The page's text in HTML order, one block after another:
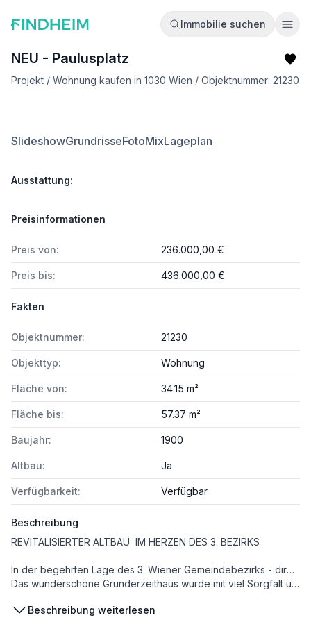
Immobilie suchen
NEU - Paulusplatz
Projekt / Wohnung kaufen in 1030 Wien / Objektnummer: 21230
SlideshowGrundrisseFotoMixLageplan
Ausstattung:
Preisinformationen
Preis von: 236.000,00 €
Preis bis: 436.000,00 €
Fakten
Objektnummer: 21230
Objekttyp: Wohnung
Fläche von: 34.15 m²
Fläche bis: 57.37 m²
Baujahr: 1900
Altbau: Ja
Verfügbarkeit: Verfügbar
Beschreibung
REVITALISIERTER ALTBAU IM HERZEN DES 3. BEZIRKS
In der begehrten Lage des 3. Wiener Gemeindebezirks - direkt am Pauluspark - entstehen in einem liebevoll revitalisierten Altbau zehn attraktive Eigentumswohnungen, die klassischen Wiener Charme mit modernem Wohnkomfort verbinden.
Das wunderschöne Gründerzeithaus wurde mit viel Sorgfalt und Liebe zum Detail saniert. Historische Elemente wie hohe Räume, elegante Fassadengestaltung und stilvolle Altbautüren treffen hier auf moderne Ausstattung und zeitgemäßes Wohngefühl.
Die Wohnungen überzeugen durch durchdachte Grundrisse, helle Räume und – je nach Lage – Grün- und Parkblick. Ob kompakte Singlewohnung oder großzügiges Refugium für Paare – hier findet jeder sein passendes Zuhause.
Beschreibung weiterlesen